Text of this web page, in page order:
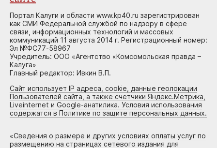
Портал Калуги и области www.kp40.ru зарегистрирован
как СМИ Федеральной службой по надзору в сфере
связи, информационных технологий и массовых
коммуникаций 11 августа 2014 г. Регистрационный номер:
Эл №ФС77-58967
Учредитель: ООО «Агентство «Комсомольская правда –
Калуга»
Главный редактор: Ивкин В.П.
Сайт использует IP адреса, cookie, данные геолокации
Пользователей сайта, а также счетчики Яндекс.Метрика,
Liveinternet и Google-анатилика. Условия использования
содержатся в Политике по защите персональных данных.
«Сведения о размере и других условиях оплаты услуг по
размещению на страницах сетевого издания для